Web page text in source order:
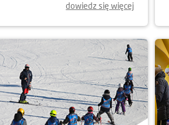
dowiedz się więcej